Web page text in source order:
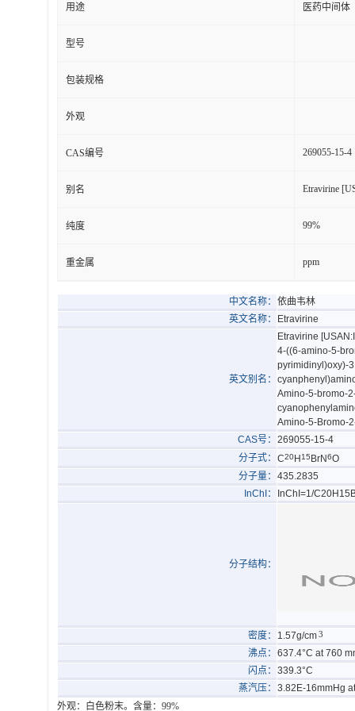
用途 医药中间体
型号
包装规格
外观
CAS编号 269055-15-4
别名 Etravirine
纯度 99%
重金属 ppm
中文名称： 依曲韦林
英文名称：
Etravirine
英文别名：
Etravirine
4-((6-amino-5-
pyrimidinyl)oxy)-
Amino-5-bromo-
Amino-5-Bromo-
CAS号： 269055-15-4
分子式： C20H 15 BrN6O
分子量： 435.2835
InChI：
InChI=1/
分子结构：
密度： 1.57g/cm3
沸点： 637.4°C at 760
闪点： 339.3°C
蒸汽压： 3.82E-16mmHg
外观：白色粉末。含量：99%